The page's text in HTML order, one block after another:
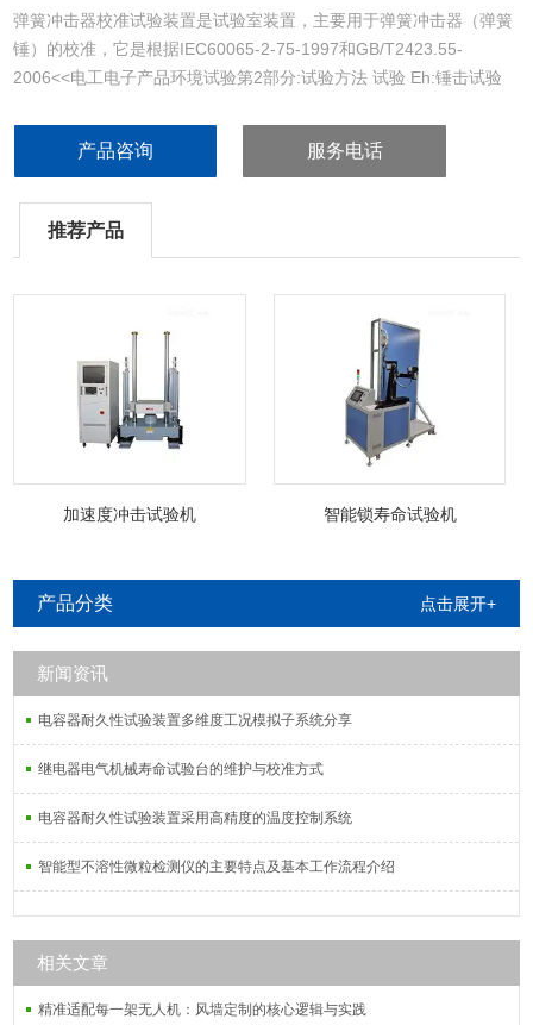
弹簧冲击器校准试验装置是试验室装置，主要用于弹簧冲击器（弹簧
锤）的校准，它是根据IEC60065-2-75-1997和GB/T2423.55-
2006<<电工电子产品环境试验第2部分:试验方法 试验 Eh:锤击试验
产品咨询 服务电话
推荐产品
加速度冲击试验机 智能锁寿命试验机
产品分类 点击展开+
新闻资讯
电容器耐久性试验装置多维度工况模拟子系统分享
继电器电气机械寿命试验台的维护与校准方式
电容器耐久性试验装置采用高精度的温度控制系统
智能型不溶性微粒检测仪的主要特点及基本工作流程介绍
相关文章
精准适配每一架无人机：风墙定制的核心逻辑与实践